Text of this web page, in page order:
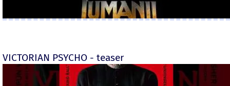
VICTORIAN PSYCHO - teaser